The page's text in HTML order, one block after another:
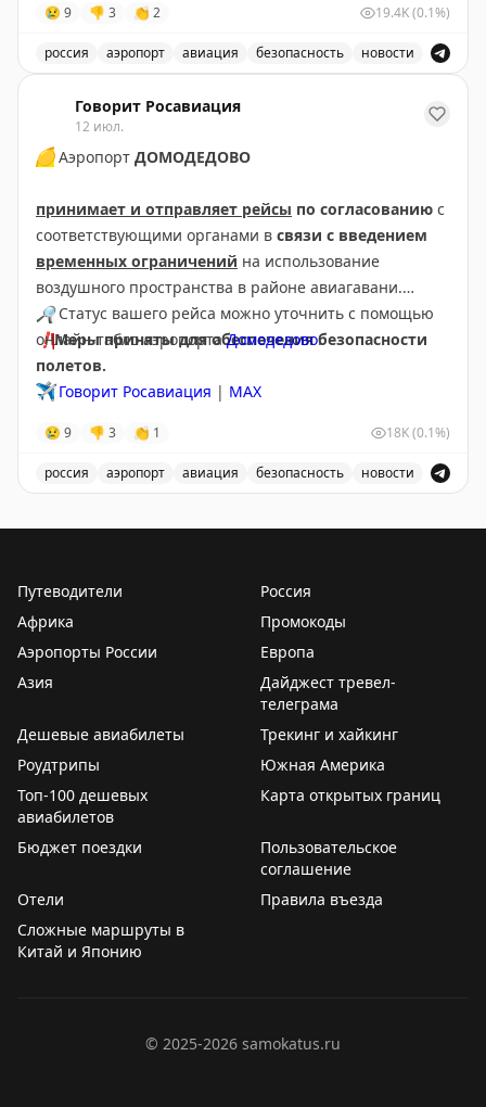
😢 9 👎 3 👏 2 19.4K(0.1%)
россия аэропорт авиация безопасность новости
Говорит Росавиация
12 июл.
🟡Аэропорт ДОМОДЕДОВО
принимает и отправляет рейсы по согласованию с
соответствующими органами в связи с введением
временных ограничений на использование
воздушного пространства в районе авиагавани.
❗️Меры приняты для обеспечения безопасности
полетов.
🔎Статус вашего рейса можно уточнить с помощью
онлайн-табло аэропортаДомодедово.
✈️ Говорит Росавиация | МАХ
😢 9 👎 3 👏 1 18K(0.1%)
россия аэропорт авиация безопасность новости
Путеводители
Россия
Африка
Промокоды
Аэропорты России
Европа
Азия
Дайджест тревел-
телеграма
Дешевые авиабилеты
Трекинг и хайкинг
Роудтрипы
Южная Америка
Топ-100 дешевых
авиабилетов
Карта открытых границ
Бюджет поездки
Пользовательское
соглашение
Отели
Правила въезда
Сложные маршруты в
Китай и Японию
© 2025-2026 samokatus.ru